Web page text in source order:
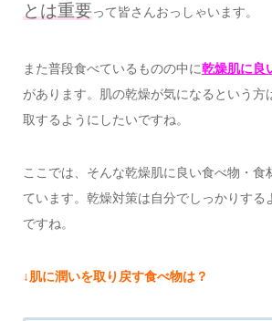
とは重要って皆さんおっしゃいます。
また普段食べているものの中に乾燥肌に良
があります。肌の乾燥が気になるという方
取するようにしたいですね。
ここでは、そんな乾燥肌に良い食べ物・食
ています。乾燥対策は自分でしっかりする
ですね。
↓肌に潤いを取り戻す食べ物は？